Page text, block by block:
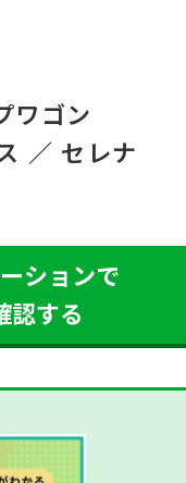
ワゴン
／ セレナ
ションで
認する